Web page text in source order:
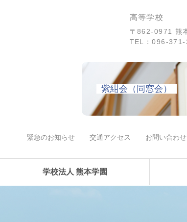
高等学校
〒862-0971 熊
TEL：096-
紫紺会（同窓会）
緊急のお知らせ 交通アクセス お問い合わ
学校法人 熊本学園